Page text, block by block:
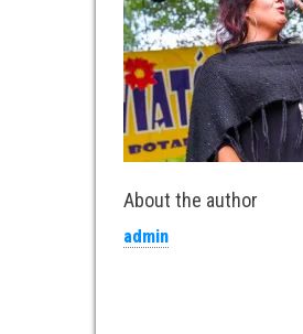
About the author
admin